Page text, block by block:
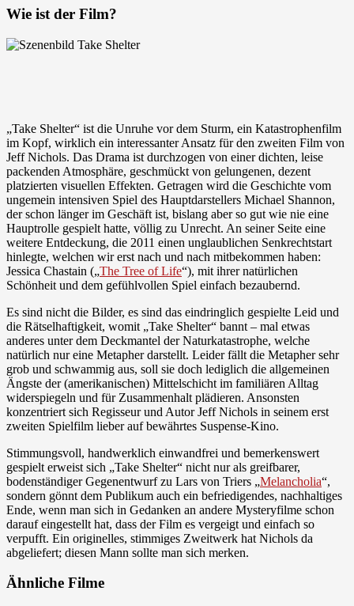
Wie ist der Film?
„Take Shelter“ ist die Unruhe vor dem Sturm, ein Katastrophenfilm
im Kopf, wirklich ein interessanter Ansatz für den zweiten Film von
Jeff Nichols. Das Drama ist durchzogen von einer dichten, leise
packenden Atmosphäre, geschmückt von gelungenen, dezent
platzierten visuellen Effekten. Getragen wird die Geschichte vom
ungemein intensiven Spiel des Hauptdarstellers Michael Shannon,
der schon länger im Geschäft ist, bislang aber so gut wie nie eine
Hauptrolle gespielt hatte, völlig zu Unrecht. An seiner Seite eine
weitere Entdeckung, die 2011 einen unglaublichen Senkrechtstart
hinlegte, welchen wir erst nach und nach mitbekommen haben:
Jessica Chastain („The Tree of Life“), mit ihrer natürlichen
Schönheit und dem gefühlvollen Spiel einfach bezaubernd.
Es sind nicht die Bilder, es sind das eindringlich gespielte Leid und
die Rätselhaftigkeit, womit „Take Shelter“ bannt – mal etwas
anderes unter dem Deckmantel der Naturkatastrophe, welche
natürlich nur eine Metapher darstellt. Leider fällt die Metapher sehr
grob und schwammig aus, soll sie doch lediglich die allgemeinen
Ängste der (amerikanischen) Mittelschicht im familiären Alltag
widerspiegeln und für Zusammenhalt plädieren. Ansonsten
konzentriert sich Regisseur und Autor Jeff Nichols in seinem erst
zweiten Spielfilm lieber auf bewährtes Suspense-Kino.
Stimmungsvoll, handwerklich einwandfrei und bemerkenswert
gespielt erweist sich „Take Shelter“ nicht nur als greifbarer,
bodenständiger Gegenentwurf zu Lars von Triers „Melancholia“,
sondern gönnt dem Publikum auch ein befriedigendes, nachhaltiges
Ende, wenn man sich in Gedanken an andere Mysteryfilme schon
darauf eingestellt hat, dass der Film es vergeigt und einfach so
verpufft. Ein originelles, stimmiges Zweitwerk hat Nichols da
abgeliefert; diesen Mann sollte man sich merken.
Ähnliche Filme